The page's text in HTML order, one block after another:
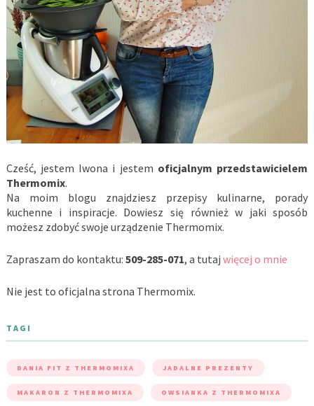
Cześć, jestem Iwona i jestem oficjalnym przedstawicielem
Thermomix.
Na moim blogu znajdziesz przepisy kulinarne, porady
kuchenne i inspiracje. Dowiesz się również w jaki sposób
możesz zdobyć swoje urządzenie Thermomix.
Zapraszam do kontaktu: 509-285-071, a tutaj więcej o mnie
Nie jest to oficjalna strona Thermomix.
TAGI
DANIA FIT Z THERMOMIXA JADALNE PREZENTY
MAKARON Z THERMOMIXA OWSIANKA Z THERMOMIXA